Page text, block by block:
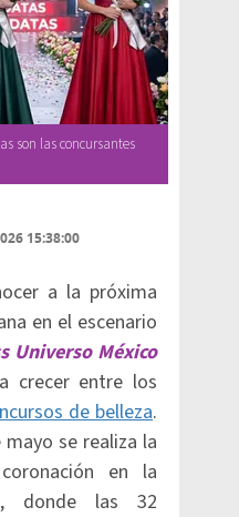
son las concursantes
15:38:00
a la próxima
en el escenario
Universo México
crecer entre los
de belleza.
se realiza la
en la
donde las 32